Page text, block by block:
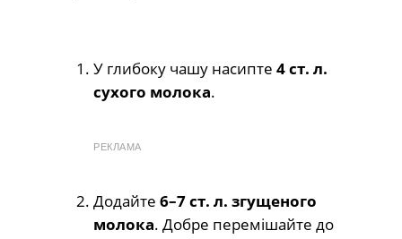
У глибоку чашу насипте 4 ст. л.
сухого молока.
РЕКЛАМА
Додайте 6–7 ст. л. згущеного
молока. Добре перемішайте до